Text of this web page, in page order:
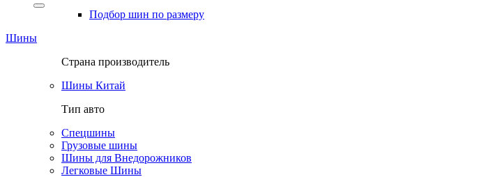
Подбор шин по размеру
Шины
Страна производитель
Шины Китай
Тип авто
Спецшины
Грузовые шины
Шины для Внедорожников
Легковые Шины